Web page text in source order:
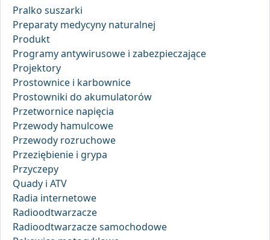
Pralko suszarki
Preparaty medycyny naturalnej
Produkt
Programy antywirusowe i zabezpieczające
Projektory
Prostownice i karbownice
Prostowniki do akumulatorów
Przetwornice napięcia
Przewody hamulcowe
Przewody rozruchowe
Przeziębienie i grypa
Przyczepy
Quady i ATV
Radia internetowe
Radioodtwarzacze
Radioodtwarzacze samochodowe